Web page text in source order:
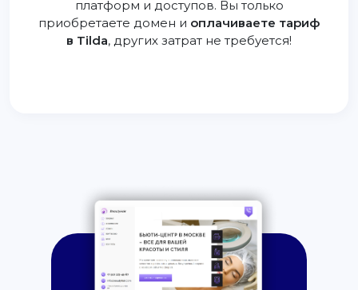
платформ и доступов. Вы только
приобретаете домен и оплачиваете тариф
в Tilda, других затрат не требуется!